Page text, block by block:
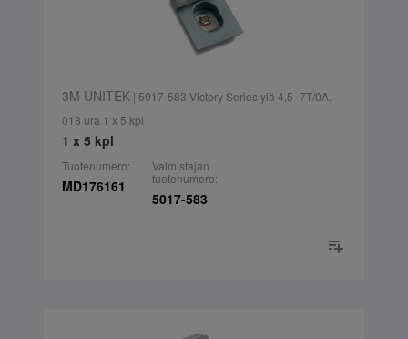
3M UNITEK| 5017-583 Victory Series ylä 4,5 -7T/0A,
018 ura 1 x 5 kpl
1 x 5 kpl
Tuotenumero:
MD176161
Valmistajan
tuotenumero:
5017-583